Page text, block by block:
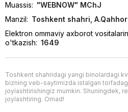
Muassis: "WEBNOW" MChJ
Manzil: Toshkent shahri,
Elektron ommaviy axborot
o'tkazish: 1649
Toshkent shahridagi yangi binolardagi
bizning veb-saytimizda istalgan
joylashtirishingiz mumkin. Shuningdek,
joylashtiring. Omad!